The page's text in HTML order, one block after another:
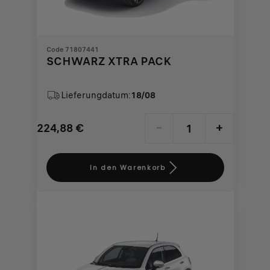
Code 71807441
SCHWARZ XTRA PACK
Lieferungdatum:18/08
224,88 €
Price
224,88
- +
Quantity
updated
In den Warenkorb